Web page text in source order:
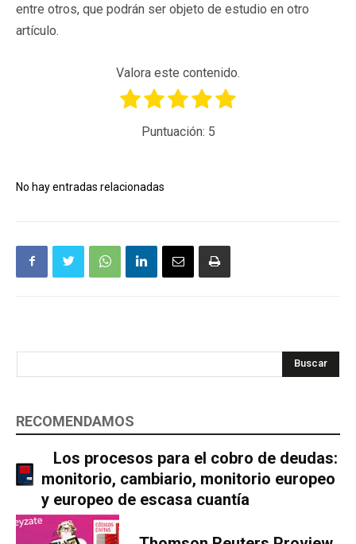
entre otros, que podrán ser objeto de estudio en otro
artículo.
Valora este contenido.
Puntuación: 5
No hay entradas relacionadas
Buscar
RECOMENDAMOS
Los procesos para el cobro de deudas:
monitorio, cambiario, monitorio europeo
y europeo de escasa cuantía